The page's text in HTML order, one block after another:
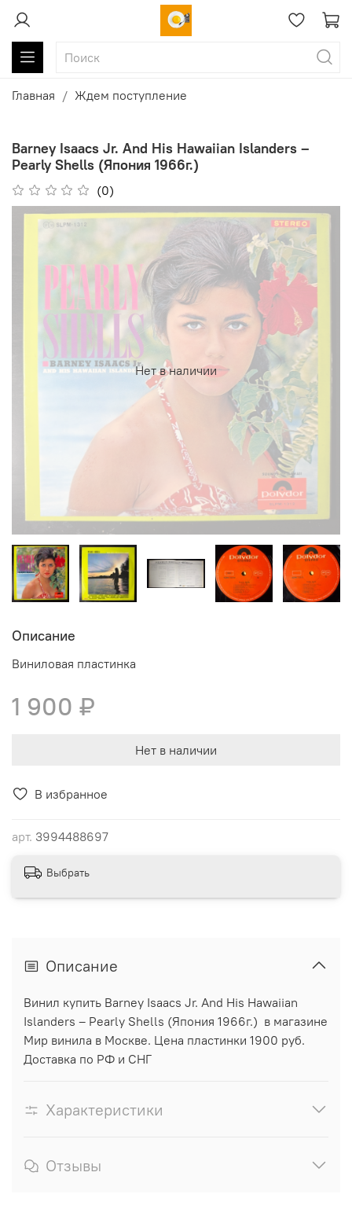
Главная Ждем поступление
Barney Isaacs Jr. And His Hawaiian Islanders ‎–
Pearly Shells (Япония 1966г.)
(0)
В избранное
арт. 3994488697
Нет в наличии
Описание
Виниловая пластинка
1 900 ₽
Нет в наличии
Выбрать
Описание
Винил купить Barney Isaacs Jr. And His Hawaiian
Islanders ‎– Pearly Shells (Япония 1966г.) в магазине
Мир винила в Москве. Цена пластинки 1900 руб.
Доставка по РФ и СНГ
Характеристики
Отзывы